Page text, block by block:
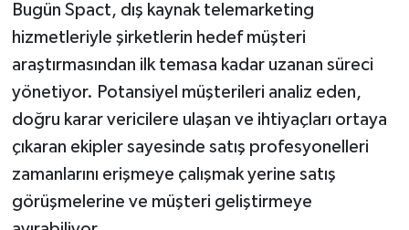
Bugün Spact, dış kaynak telemarketing
hizmetleriyle şirketlerin hedef müşteri
araştırmasından ilk temasa kadar uzanan süreci
yönetiyor. Potansiyel müşterileri analiz eden,
doğru karar vericilere ulaşan ve ihtiyaçları ortaya
çıkaran ekipler sayesinde satış profesyonelleri
zamanlarını erişmeye çalışmak yerine satış
görüşmelerine ve müşteri geliştirmeye